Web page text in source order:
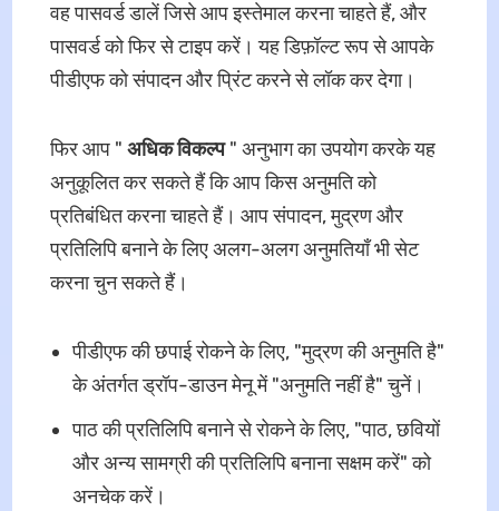
वह पासवर्ड डालें जिसे आप इस्तेमाल करना चाहते हैं, और
पासवर्ड को फिर से टाइप करें। यह डिफ़ॉल्ट रूप से आपके
पीडीएफ को संपादन और प्रिंट करने से लॉक कर देगा।
फिर आप " अधिक विकल्प" अनुभाग का उपयोग करके यह
अनुकूलित कर सकते हैं कि आप किस अनुमति को
प्रतिबंधित करना चाहते हैं। आप संपादन, मुद्रण और
प्रतिलिपि बनाने के लिए अलग-अलग अनुमतियाँ भी सेट
करना चुन सकते हैं।
पीडीएफ की छपाई रोकने के लिए, "मुद्रण की अनुमति है"
के अंतर्गत ड्रॉप-डाउन मेनू में "अनुमति नहीं है" चुनें।
पाठ की प्रतिलिपि बनाने से रोकने के लिए, "पाठ, छवियों
और अन्य सामग्री की प्रतिलिपि बनाना सक्षम करें" को
अनचेक करें।